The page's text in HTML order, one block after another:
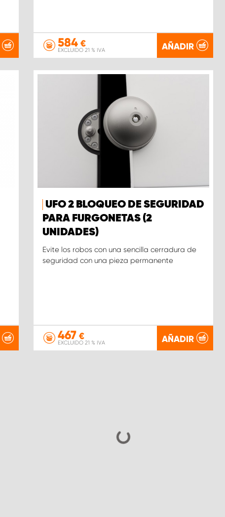
584€
EXCLUIDO 21 % IVA AÑADIR
UFO 2 BLOQUEO DE SEGURIDAD
PARA FURGONETAS (2
UNIDADES)
Evite los robos con una sencilla cerradura de
seguridad con una pieza permanente
467€
EXCLUIDO 21 % IVA AÑADIR